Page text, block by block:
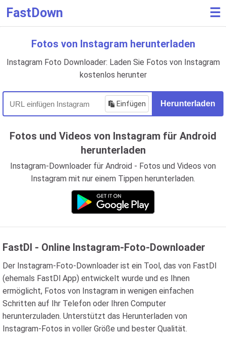
FastDown ☰
Fotos von Instagram herunterladen
Instagram Foto Downloader: Laden Sie Fotos von Instagram
kostenlos herunter
Einfügen Herunterladen
Fotos und Videos von Instagram für Android
herunterladen
Instagram-Downloader für Android - Fotos und Videos von
Instagram mit nur einem Tippen herunterladen.
FastDl - Online Instagram-Foto-Downloader
Der Instagram-Foto-Downloader ist ein Tool, das von FastDl
(ehemals FastDl App) entwickelt wurde und es Ihnen
ermöglicht, Fotos von Instagram in wenigen einfachen
Schritten auf Ihr Telefon oder Ihren Computer
herunterzuladen. Unterstützt das Herunterladen von
Instagram-Fotos in voller Größe und bester Qualität.